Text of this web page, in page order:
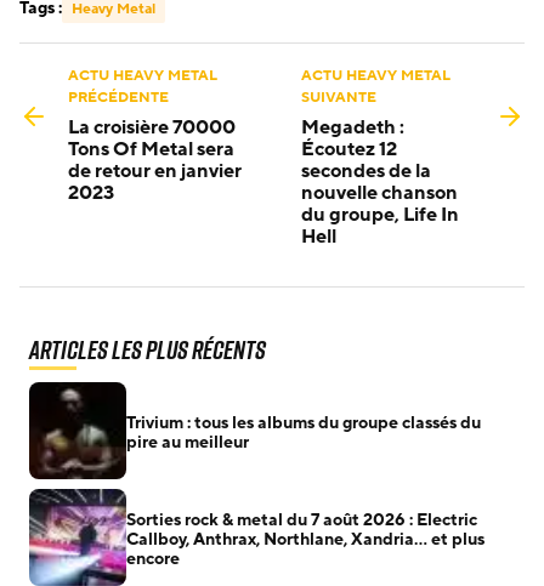
Tags : Heavy Metal
ACTU HEAVY METAL
PRÉCÉDENTE
La croisière 70000
Tons Of Metal sera
de retour en janvier
2023
ACTU HEAVY METAL
SUIVANTE
Megadeth :
Écoutez 12
secondes de la
nouvelle chanson
du groupe, Life In
Hell
Articles les plus récents
Trivium : tous les albums du groupe classés du
pire au meilleur
Sorties rock & metal du 7 août 2026 : Electric
Callboy, Anthrax, Northlane, Xandria… et plus
encore